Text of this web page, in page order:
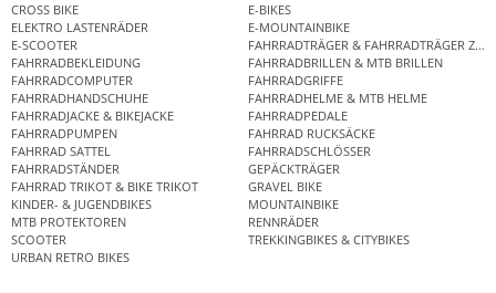
CROSS BIKE
E-BIKES
ELEKTRO LASTENRÄDER
E-MOUNTAINBIKE
E-SCOOTER
FAHRRADTRÄGER & FAHRRADTRÄGER
FAHRRADBEKLEIDUNG
FAHRRADBRILLEN & MTB BRILLEN
FAHRRADCOMPUTER
FAHRRADGRIFFE
FAHRRADHANDSCHUHE
FAHRRADHELME & MTB HELME
FAHRRADJACKE & BIKEJACKE
FAHRRADPEDALE
FAHRRADPUMPEN
FAHRRAD RUCKSÄCKE
FAHRRAD SATTEL
FAHRRADSCHLÖSSER
FAHRRADSTÄNDER
GEPÄCKTRÄGER
FAHRRAD TRIKOT & BIKE TRIKOT
GRAVEL BIKE
KINDER- & JUGENDBIKES
MOUNTAINBIKE
MTB PROTEKTOREN
RENNRÄDER
SCOOTER
TREKKINGBIKES & CITYBIKES
URBAN RETRO BIKES